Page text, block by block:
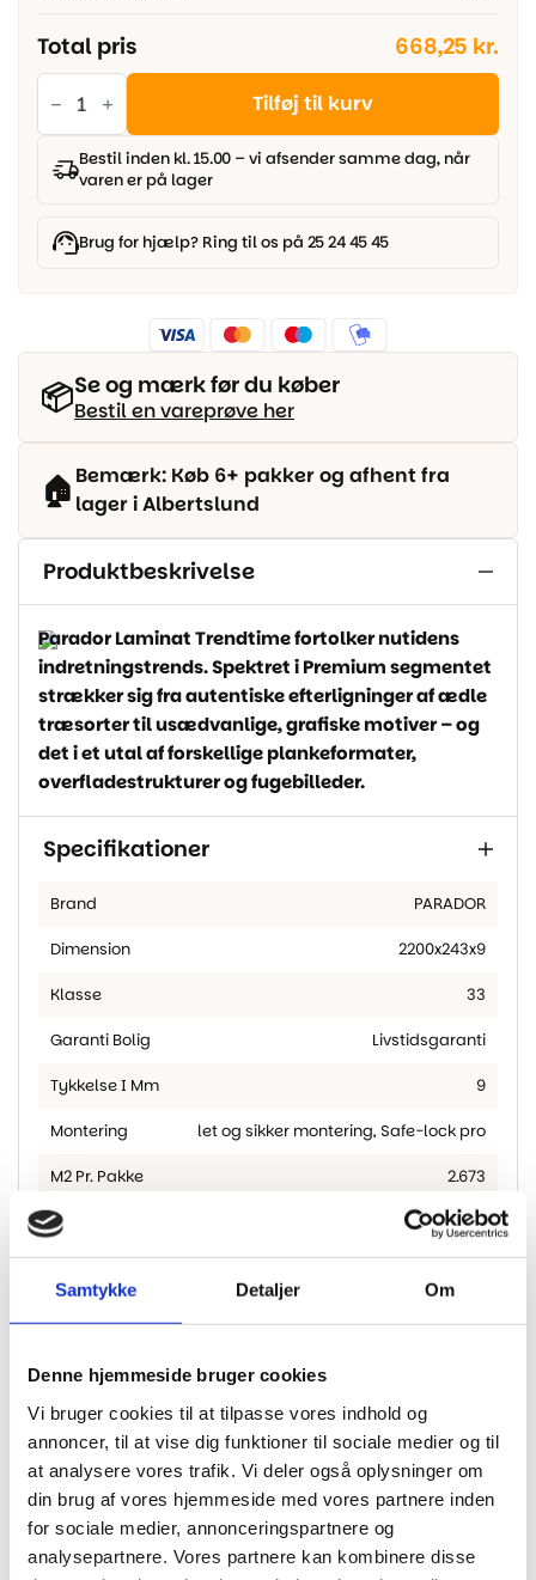
Samtykke Detaljer Om
Denne hjemmeside bruger cookies
Vi bruger cookies til at tilpasse vores indhold og
annoncer, til at vise dig funktioner til sociale medier og til
at analysere vores trafik. Vi deler også oplysninger om
din brug af vores hjemmeside med vores partnere inden
for sociale medier, annonceringspartnere og
analysepartnere. Vores partnere kan kombinere disse
Total pris 668,25 kr.
Parador
Trendtime
-
Vintage
Slotsplanke
antal
Tilføj til kurv
Bestil inden kl. 15.00 – vi afsender samme dag, når
varen er på lager
Brug for hjælp? Ring til os på 25 24 45 45
📦Se og mærk før du køber
Bestil en vareprøve her
🏠 Bemærk: Køb 6+ pakker og afhent fra
lager i Albertslund
Produktbeskrivelse
Parador Laminat Trendtime fortolker nutidens
indretningstrends. Spektret i Premium segmentet
strækker sig fra autentiske efterligninger af ædle
træsorter til usædvanlige, grafiske motiver – og
det i et utal af forskellige plankeformater,
overfladestrukturer og fugebilleder.
Specifikationer
Brand PARADOR
Dimension 2200x243x9
Klasse 33
Garanti Bolig Livstidsgaranti
Tykkelse I Mm 9
Montering let og sikker montering,Safe-lock pro
M2 Pr. Pakke 2.673
Fas alle 4 sider,Ja
Har du husket?